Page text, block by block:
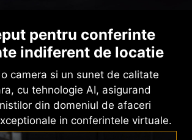
pentru conferinte
indiferent de locatie
camera si un sunet de calitate
cu tehnologie AI, asigurand
din domeniul de afaceri
in conferintele virtuale.